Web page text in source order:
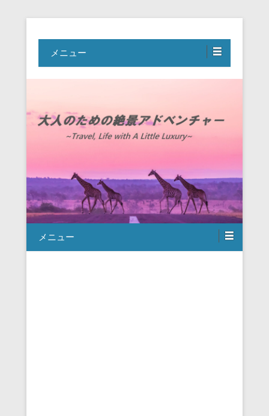
大人のための絶景アドベンチャー
メニュー
メニュー